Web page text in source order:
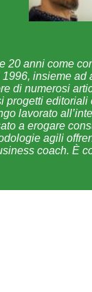
20 anni come
insieme
di numerosi
progetti
lavorato
a erogare
agili
coach. È